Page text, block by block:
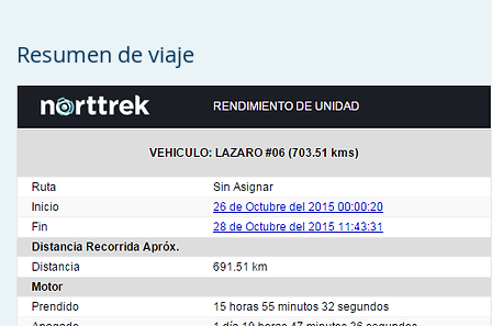
Resumen de viaje